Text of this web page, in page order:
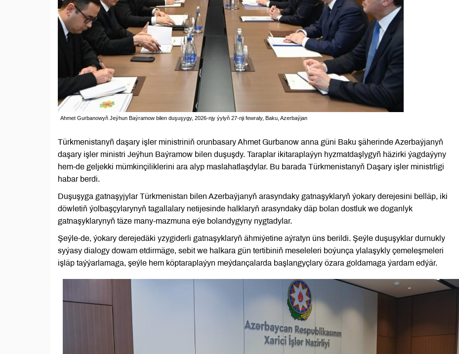
Ahmet Gurbanowyň Jeýhun Baýramow bilen duşuşygy, 2026-njy ýylyň 27-nji fewraly, Baku, Azerbaýjan
Türkmenistanyñ daşary işler ministriniň orunbasary Ahmet Gurbanow anna güni Baku şäherinde Azerbaýjanyň
daşary işler ministri Jeýhun Baýramow bilen duşuşdy. Taraplar ikitaraplaýyn hyzmatdaşlygyñ häzirki ýagdaýyny
hem-de geljekki mümkinçiliklerini ara alyp maslahatlaşdylar. Bu barada Türkmenistanyň Daşary işler ministrligi
habar berdi.
Duşuşyga gatnaşyjylar Türkmenistan bilen Azerbaýjanyň arasyndaky gatnaşyklaryň ýokary derejesini belläp, iki
döwletiň ýolbaşçylarynyň tagallalary netijesinde halklaryň arasyndaky däp bolan dostluk we doganlyk
gatnaşyklarynyň täze many-mazmuna eýe bolandygyny nygtadylar.
Şeýle-de, ýokary derejedäki yzygiderli gatnaşyklaryň ähmiýetine aýratyn üns berildi. Şeýle duşuşyklar durnukly
syýasy dialogy dowam etdirmäge, sebit we halkara gün tertibiniň meseleleri boýunça ylalaşykly çemeleşmeleri
işläp taýýarlamaga, şeýle hem köptaraplaýyn meýdançalarda başlangyçlary özara goldamaga ýardam edýär.